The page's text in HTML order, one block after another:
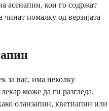
асенапин, кои го содржат
помалку од верзијата
за вас, има неколку
може да ги разгледа.
оланзапин, кветиапин или